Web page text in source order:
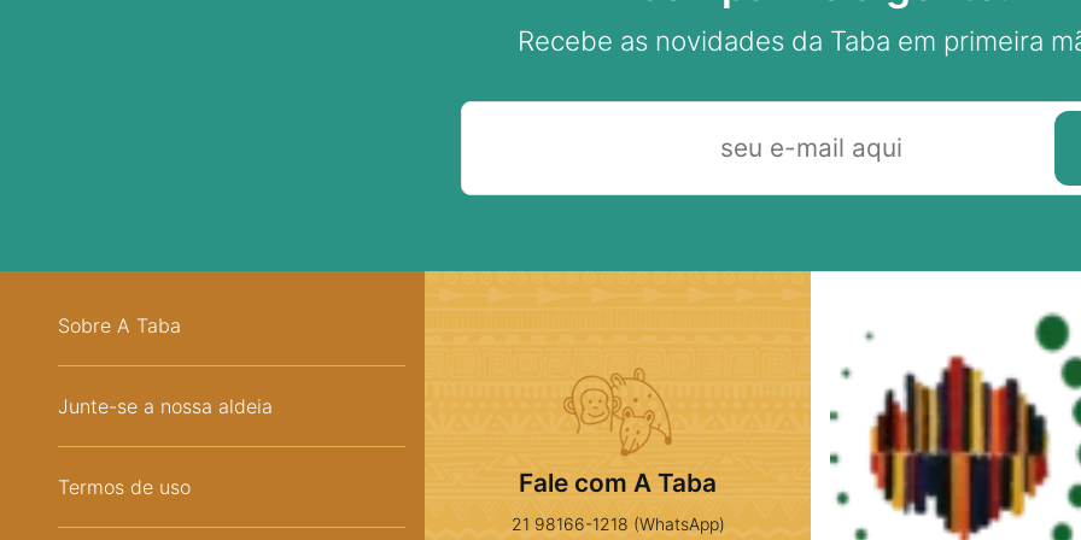
Recebe as novidades da Taba em primeira
Sobre A Taba
Junte-se a nossa aldeia
Termos de uso Fale com A Taba
21 98166-1218 (WhatsApp)